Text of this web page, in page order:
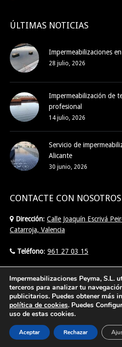
ÚLTIMAS NOTICIAS
Impermeabilizaciones
28 julio, 2026
Impermeabilización de
profesional
14 julio, 2026
Servicio de
Alicante
30 junio, 2026
CONTACTE CON NOSOTROS
Dirección: Calle Joaquín Escrivá
Catarroja, Valencia
Teléfono: 961 27 03 15
Find us on:
Creado por Tandem Marketing Digital
Impermeabilizaciones Peyma, S.L.
terceros para analizar tu
publicitarios. Puedes obtener más
política de cookies. Puedes
uso de estas cookies.
Aceptar Rechazar